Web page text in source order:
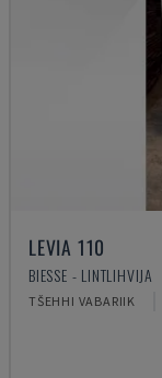
LEVIA 110
BIESSE - LINTLIHVIJA
TŠEHHI VABARIIK